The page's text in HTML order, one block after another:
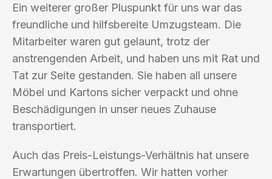
Ein weiterer großer Pluspunkt für uns war das
freundliche und hilfsbereite Umzugsteam. Die
Mitarbeiter waren gut gelaunt, trotz der
anstrengenden Arbeit, und haben uns mit Rat und
Tat zur Seite gestanden. Sie haben all unsere
Möbel und Kartons sicher verpackt und ohne
Beschädigungen in unser neues Zuhause
transportiert.
Auch das Preis-Leistungs-Verhältnis hat unsere
Erwartungen übertroffen. Wir hatten vorher